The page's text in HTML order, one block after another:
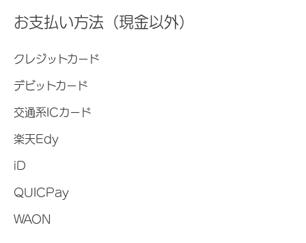
お支払い方法（現金以外）
クレジットカード
デビットカード
交通系ICカード
楽天Edy
iD
QUICPay
WAON